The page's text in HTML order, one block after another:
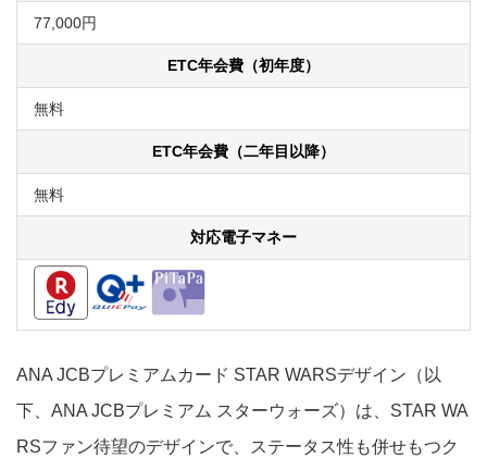
77,000円
ETC年会費（初年度）
無料
ETC年会費（二年目以降）
無料
対応電子マネー
ANA JCBプレミアムカード STAR WARSデザイン（以
下、ANA JCBプレミアム スターウォーズ）は、STAR WA
RSファン待望のデザインで、ステータス性も併せもつク